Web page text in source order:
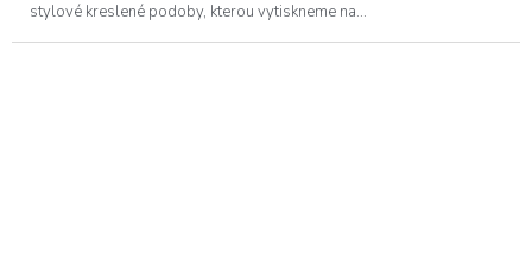
stylové kreslené podoby, kterou vytiskneme na...